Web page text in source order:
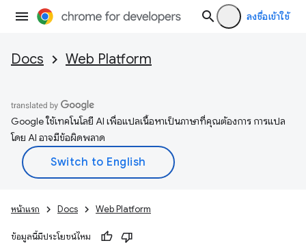
ลงชื่อเข้าใช้
Docs Web Platform
Google ใช้เทคโนโลยี AI เพื่อแปลเนื้อหาเป็นภาษาที่คุณต้องการ การแปล
โดย AI อาจมีข้อผิดพลาด
หน้าแรก Docs Web Platform
ข้อมูลนี้มีประโยชน์ไหม